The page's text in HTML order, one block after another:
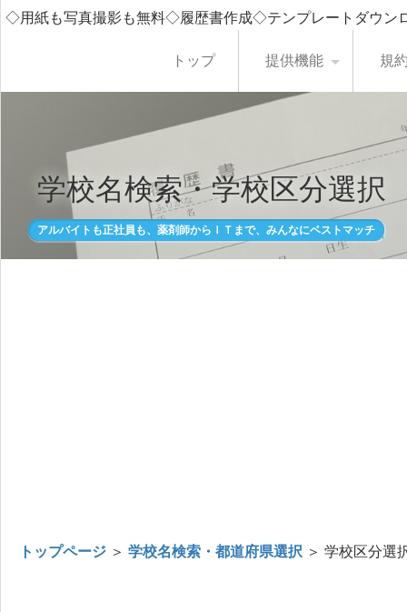
◇用紙も写真撮影も無料◇履歴書作成◇テンプレートダウ
トップ 提供機能 規
学校名検索・学校区分選択
アルバイトも正社員も、薬剤師からＩＴまで、みんなにベストマッチ
トップページ ＞ 学校名検索・都道府県選択 ＞ 学校区分選